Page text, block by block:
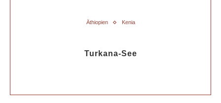
Äthiopien Kenia
Turkana-See